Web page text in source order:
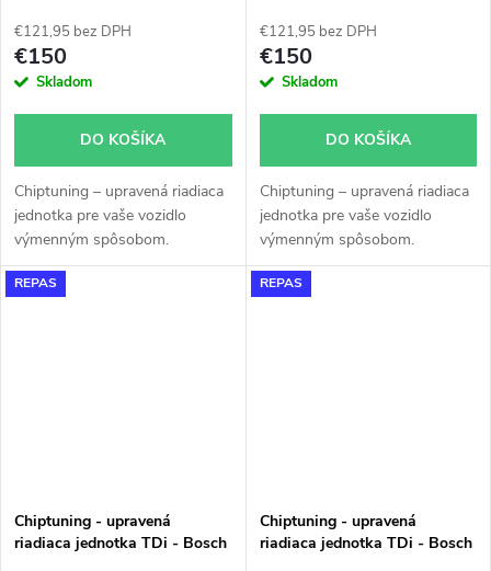
0281010945
€121,95 bez DPH
€150
Skladom
DO KOŠÍKA
Chiptuning – upravená riadiaca
jednotka pre vaše vozidlo
výmenným spôsobom.
0281010941
€121,95 bez DPH
€150
Skladom
DO KOŠÍKA
Chiptuning – upravená riadiaca
jednotka pre vaše vozidlo
výmenným spôsobom.
REPAS
Chiptuning - upravená
riadiaca jednotka TDi - Bosch
REPAS
Chiptuning - upravená
riadiaca jednotka TDi - Bosch